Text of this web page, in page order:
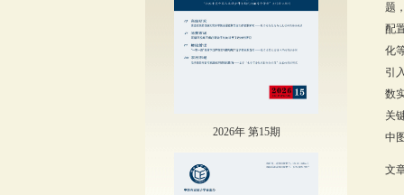
2026年 第15期
题
配
化
引
数
关
中
文